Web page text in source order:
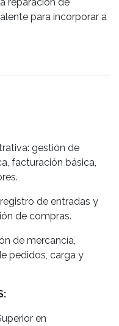
para incorporar a
gestión de
facturación básica,
de entradas y
de compras.
de mercancía,
pedidos, carga y
en